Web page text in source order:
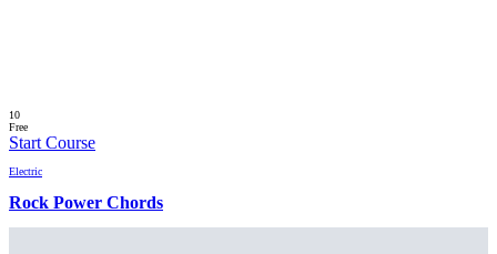
10
Free
Start Course
Electric
Rock Power Chords